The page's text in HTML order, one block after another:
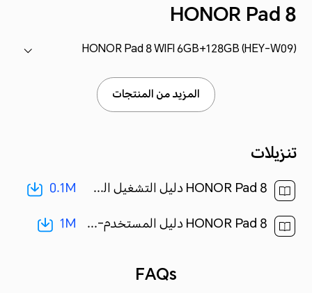
HONOR Pad 8
HONOR Pad 8 WIFI 6GB+128GB (HEY-W09)
المزيد من المنتجات
تنزيلات
HONOR Pad 8 دليل التشغيل السريع-(Magic UI 6.1_01,HEY-W09,ar)[ 0.1M ]
0.1M
HONOR Pad 8 دليل المستخدم-(Magic UI 6.1_01,ar-eg)[ 1M ] 1M
FAQs